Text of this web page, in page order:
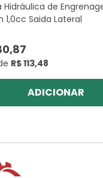
Hidráulica de
1,0cc Saida Lateral
R$ 113,48
ADICIONAR